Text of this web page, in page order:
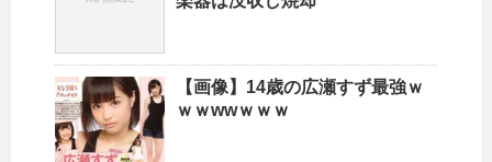
【画像】14歳の広瀬すず最強ｗ
ｗｗwwｗｗｗ